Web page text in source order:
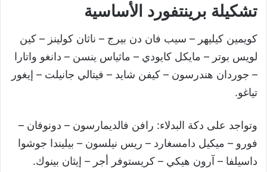
تشكيلة برينتفورد الأساسية
كويمين كيليهر – سيب فان دن بيرج – ناثان كولينز – كين
لويس بوتر – مايكل كايودي – ماثياس ينسن – دانغو واتارا
– جوردان هندرسون – كيفن شايد – فيتالي جانيلت – إيغور
تياغو.
وتواجد على دكة البدلاء: رافن فالديمارسون – دونوفان –
فورو – ميكيل دامسغارد – ريس نيلسون – بيليندا جوشوا
داسيلفا – آرون هيكي – كريستوفر أجر – إيثان بينوك.